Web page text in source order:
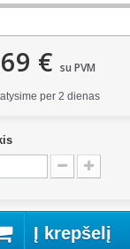
€ su PVM
per 2 dienas
Į krepšelį